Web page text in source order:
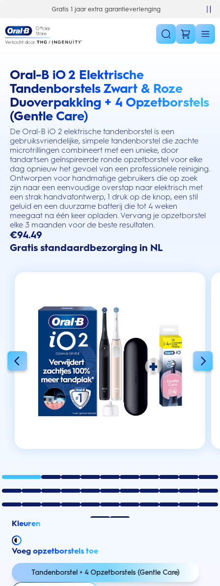
Gratis 1 jaar extra garantieverlenging
Oral-B iO 2 Elektrische
Tandenborstels Zwart & Roze
Duoverpakking + 4 Opzetborstels
(Gentle Care)
De Oral-B iO 2 elektrische tandenborstel is een
gebruiksvriendelijke, simpele tandenborstel die zachte
microtrillingen combineert met een unieke, door
tandartsen geïnspireerde ronde opzetborstel voor elke
dag opnieuw het gevoel van een professionele reiniging.
Ontworpen voor handmatige gebruikers die op zoek
zijn naar een eenvoudige overstap naar elektrisch met
een strak handvatontwerp, 1 druk op de knop, een stil
geluid en een duurzame batterij die tot 4 weken
meegaat na één keer opladen. Vervang je opzetborstel
elke 3 maanden voor de beste resultaten.
this action will scroll you to the reviews section
€94.49
Gratis standaardbezorging in NL
Kleuren
Voeg opzetborstels toe
Tandenborstel + 4 Opzetborstels (Gentle Care)